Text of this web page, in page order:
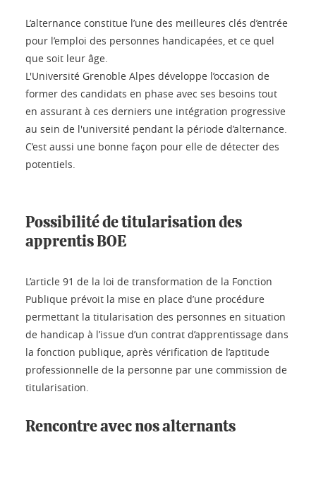
L’alternance constitue l’une des meilleures clés d’entrée
pour l’emploi des personnes handicapées, et ce quel
que soit leur âge.
L'Université Grenoble Alpes développe l’occasion de
former des candidats en phase avec ses besoins tout
en assurant à ces derniers une intégration progressive
au sein de l'université pendant la période d’alternance.
C’est aussi une bonne façon pour elle de détecter des
potentiels.
Possibilité de titularisation des
apprentis BOE
L’article 91 de la loi de transformation de la Fonction
Publique prévoit la mise en place d’une procédure
permettant la titularisation des personnes en situation
de handicap à l’issue d’un contrat d’apprentissage dans
la fonction publique, après vérification de l’aptitude
professionnelle de la personne par une commission de
titularisation.
Rencontre avec nos alternants